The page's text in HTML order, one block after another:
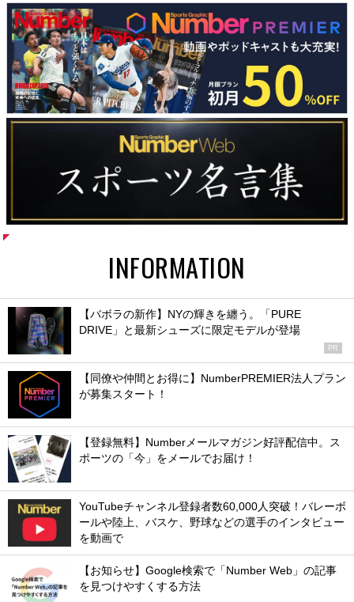
INFORMATION
【バボラの新作】NYの輝きを纏う。「PURE
DRIVE」と最新シューズに限定モデルが登場
PR
【同僚や仲間とお得に】NumberPREMIER法人プラン
が募集スタート！
【登録無料】Numberメールマガジン好評配信中。ス
ポーツの「今」をメールでお届け！
YouTubeチャンネル登録者数60,000人突破！バレーボ
ールや陸上、バスケ、野球などの選手のインタビュー
を動画で
【お知らせ】Google検索で「Number Web」の記事
を見つけやすくする方法